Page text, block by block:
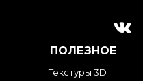
ПОЛЕЗНОЕ
Текстуры 3D